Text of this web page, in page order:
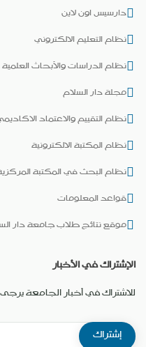
دارسيس اون لاين
نظام التعليم الالكتروني
نظام الدراسات والأبحاث العلمية
مجلة دار السلام
نظام التقييم والاعتماد
نظام المكتبة الالكترونية
نظام البحث في المكتبة
قواعد المعلومات
موقع نتائج طلاب جامعة دار
الإشتراك في الأخبار
للاشتراك في أخبار الجامعة